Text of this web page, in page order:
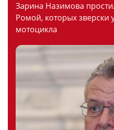
Зарина Назимова
Ромой, которых зверски
мотоцикла